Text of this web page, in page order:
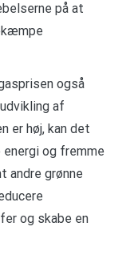
på at
også
af
er høj, kan det
og fremme
andre grønne
og skabe en